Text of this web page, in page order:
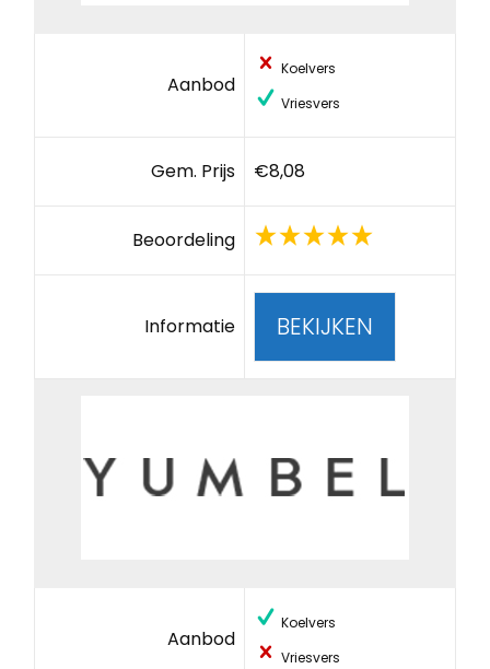
Aanbod
Koelvers
Vriesvers
Gem. Prijs €8,08
Beoordeling
Informatie BEKIJKEN
Aanbod
Koelvers
Vriesvers